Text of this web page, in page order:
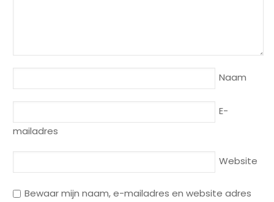
Naam
E-
mailadres
Website
Bewaar mijn naam, e-mailadres en website adres